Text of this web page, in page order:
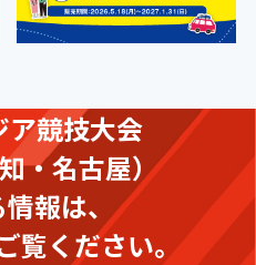
競技大会
・名古屋）
報は、
覧ください。